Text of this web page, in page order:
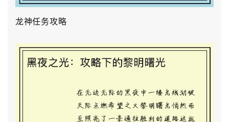
龙神任务攻略